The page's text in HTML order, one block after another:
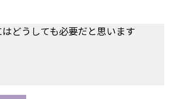
どうしても必要だと思います